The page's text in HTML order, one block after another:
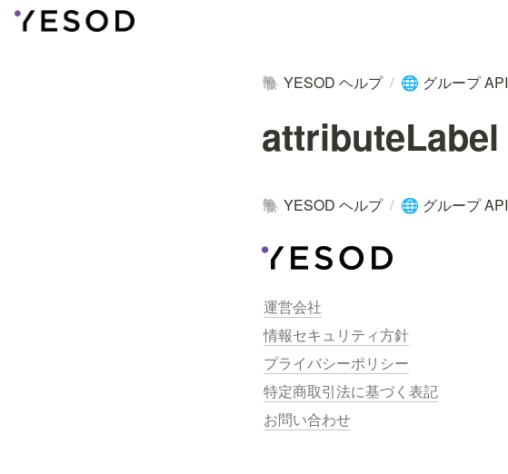
🐘 YESOD ヘルプ / 🌐 グループ API
attributeLabel
🐘 YESOD ヘルプ / 🌐 グループ API
運営会社
情報セキュリティ方針
プライバシーポリシー
特定商取引法に基づく表記
お問い合わせ